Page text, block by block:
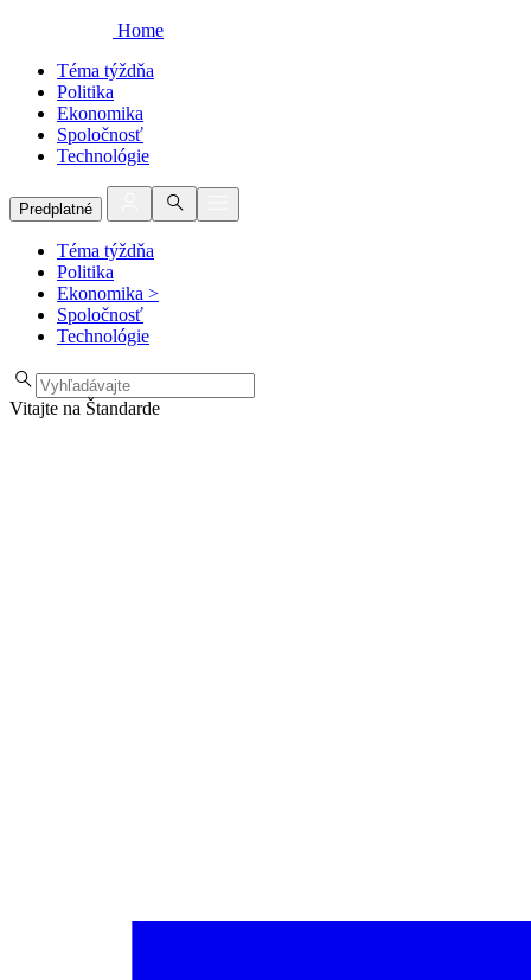
Home
Téma týždňa
Politika
Ekonomika
Spoločnosť
Technológie
Predplatné
Téma týždňa
Politika
Ekonomika >
Spoločnosť
Technológie
Vitajte na Štandarde